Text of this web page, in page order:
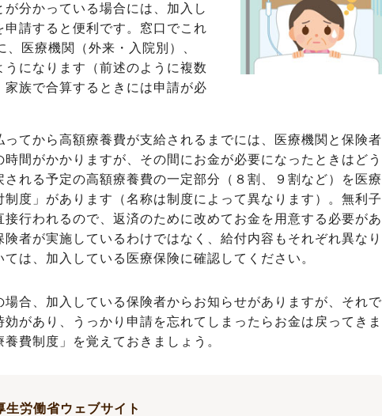
分かっている場合には、加入し
請すると便利です。窓口でこれ
医療機関（外来・入院別）、
になります（前述のように複数
族で合算するときには申請が必
てから高額療養費が支給されるまでには、医療機関と保険者
間がかかりますが、その間にお金が必要になったときはどう
れる予定の高額療養費の一定部分（８割、９割など）を医療
度」があります（名称は制度によって異なります）。無利子
行われるので、返済のために改めてお金を用意する必要があ
者が実施しているわけではなく、給付内容もそれぞれ異なり
は、加入している医療保険に確認してください。
合、加入している保険者からお知らせがありますが、それで
があり、うっかり申請を忘れてしまったらお金は戻ってきま
費制度」を覚えておきましょう。
生労働省ウェブサイト